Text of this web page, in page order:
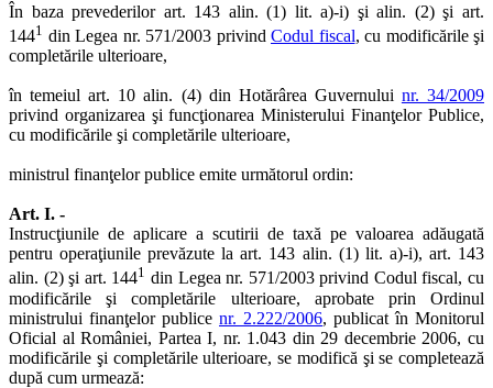
În baza prevederilor art. 143 alin. (1) lit. a)-i) şi alin. (2) şi art.
1441 din Legea nr. 571/2003 privind Codul fiscal, cu modificările şi
completările ulterioare,
în temeiul art. 10 alin. (4) din Hotărârea Guvernului nr. 34/2009
privind organizarea şi funcţionarea Ministerului Finanţelor Publice,
cu modificările şi completările ulterioare,
ministrul finanţelor publice emite următorul ordin:
Art. I. -
Instrucţiunile de aplicare a scutirii de taxă pe valoarea adăugată
pentru operaţiunile prevăzute la art. 143 alin. (1) lit. a)-i), art. 143
alin. (2) şi art. 1441 din Legea nr. 571/2003 privind Codul fiscal, cu
modificările şi completările ulterioare, aprobate prin Ordinul
ministrului finanţelor publice nr. 2.222/2006, publicat în Monitorul
Oficial al României, Partea I, nr. 1.043 din 29 decembrie 2006, cu
modificările şi completările ulterioare, se modifică şi se completează
după cum urmează: